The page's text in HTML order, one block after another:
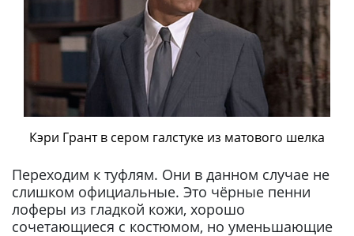
Кэри Грант в сером галстуке из матового шелка
Переходим к туфлям. Они в данном случае не
слишком официальные. Это чёрные пенни
лоферы из гладкой кожи, хорошо
сочетающиеся с костюмом, но уменьшающие